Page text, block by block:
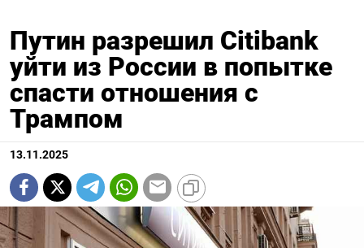
Путин разрешил Сitibank
уйти из России в попытке
спасти отношения с
Трампом
13.11.2025